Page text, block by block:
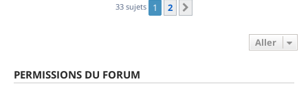
33 sujets 1 2
Aller
PERMISSIONS DU FORUM